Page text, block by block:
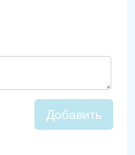
Добавить